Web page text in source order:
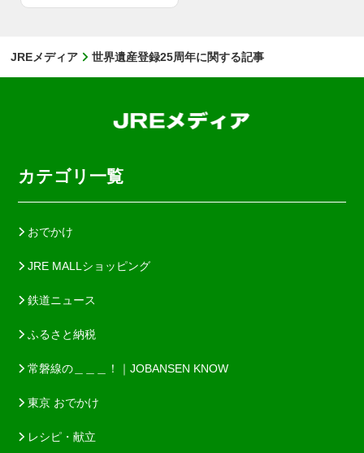
JREメディア 世界遺産登録25周年に関する記事
カテゴリ一覧
おでかけ
JRE MALLショッピング
鉄道ニュース
ふるさと納税
常磐線の＿＿＿！｜JOBANSEN KNOW
東京 おでかけ
レシピ・献立